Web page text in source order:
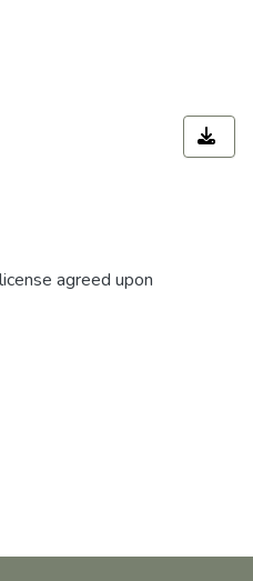
agreed upon